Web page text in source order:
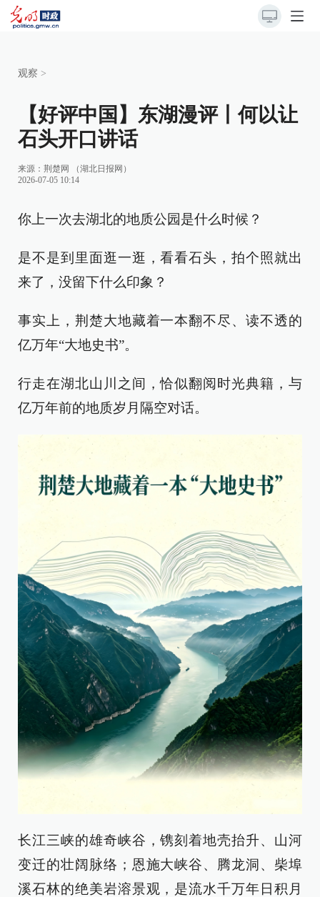
观察 >
【好评中国】东湖漫评丨何以让
石头开口讲话
来源： 荆楚网 （湖北日报网）
2026-07-05 10:14
你上一次去湖北的地质公园是什么时候？
是不是到里面逛一逛，看看石头，拍个照就出
来了，没留下什么印象？
事实上，荆楚大地藏着一本翻不尽、读不透的
亿万年“大地史书”。
行走在湖北山川之间，恰似翻阅时光典籍，与
亿万年前的地质岁月隔空对话。
长江三峡的雄奇峡谷，镌刻着地壳抬升、山河
变迁的壮阔脉络；恩施大峡谷、腾龙洞、柴埠
溪石林的绝美岩溶景观，是流水千万年日积月